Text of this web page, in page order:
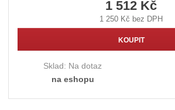
1 512 Kč
1 250 Kč bez DPH
KOUPIT
Sklad: Na dotaz
na eshopu